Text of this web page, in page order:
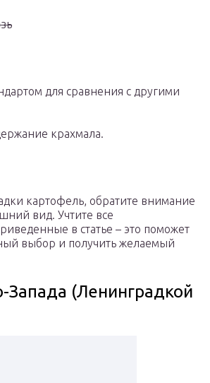
для сравнения с другими
крахмала.
картофель, обратите внимание
вид. Учтите все
в статье – это поможет
выбор и получить желаемый
Запада (Ленинградкой